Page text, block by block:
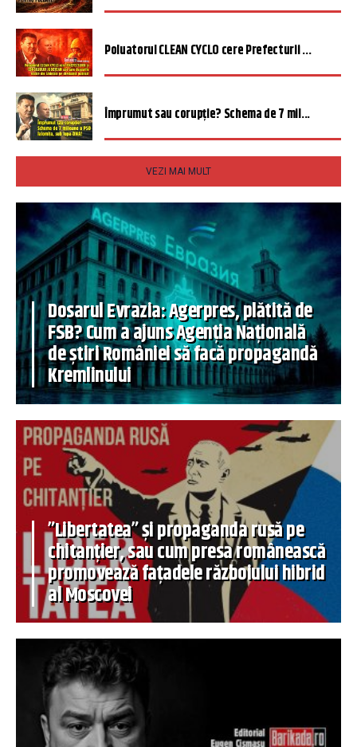
Poluatorul CLEAN CYCLO cere Prefecturii ...
Împrumut sau corupție? Schema de 7 mil...
VEZI MAI MULT
Dosarul Evrazia: Agerpres, plătită de
FSB? Cum a ajuns Agenția Națională
de știri României să facă propagandă
Kremlinului
”Libertatea” și propaganda rusă pe
chitanțier, sau cum presa românească
promovează fațadele războiului hibrid
al Moscovei